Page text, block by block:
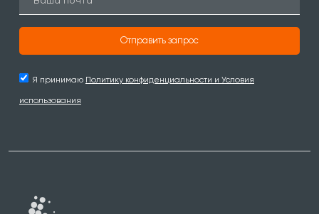
Отправить запрос
Я принимаю Политику конфиденциальности и Условия
использования